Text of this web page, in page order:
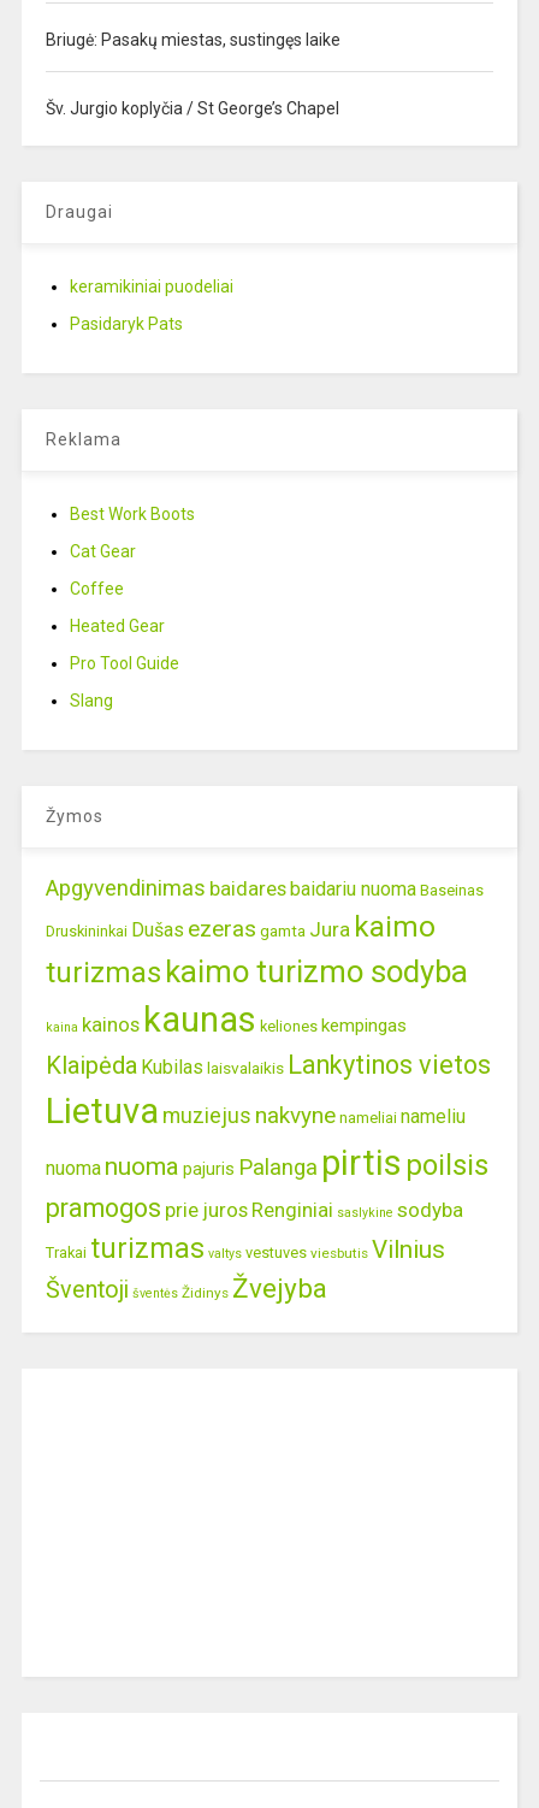
Briugė: Pasakų miestas, sustingęs laike
Šv. Jurgio koplyčia / St George’s Chapel
Draugai
keramikiniai puodeliai
Pasidaryk Pats
Reklama
Best Work Boots
Cat Gear
Coffee
Heated Gear
Pro Tool Guide
Slang
Žymos
Apgyvendinimas baidaresbaidariu nuoma Baseinas
Druskininkai Dušas ezeras gamta Jura kaimo
turizmas kaimo turizmo sodyba
kaina kainos kaunas keliones kempingas
Klaipėda Kubilas laisvalaikis Lankytinos vietos
Lietuva muziejus nakvyne nameliai nameliu
nuoma nuoma pajuris Palanga pirtis poilsis
pramogos prie juros Renginiai saslykine sodyba
Trakai turizmas valtys vestuves viesbutis Vilnius
Šventoji šventės Židinys Žvejyba